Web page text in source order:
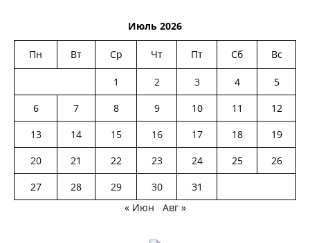
Июль 2026
Пн Вт Ср Чт Пт Сб Вс
1 2 3 4
5
6
7 8 9 10 11
12
13
14 15 16 17 18
19
20
21 22 23 24 25
26
27
28 29 30
31
« Июн
Авг »